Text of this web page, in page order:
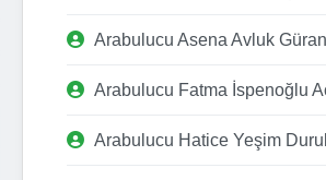
Arabulucu Asena Avluk
Arabulucu Fatma İspenoğlu
Arabulucu Hatice Yeşim